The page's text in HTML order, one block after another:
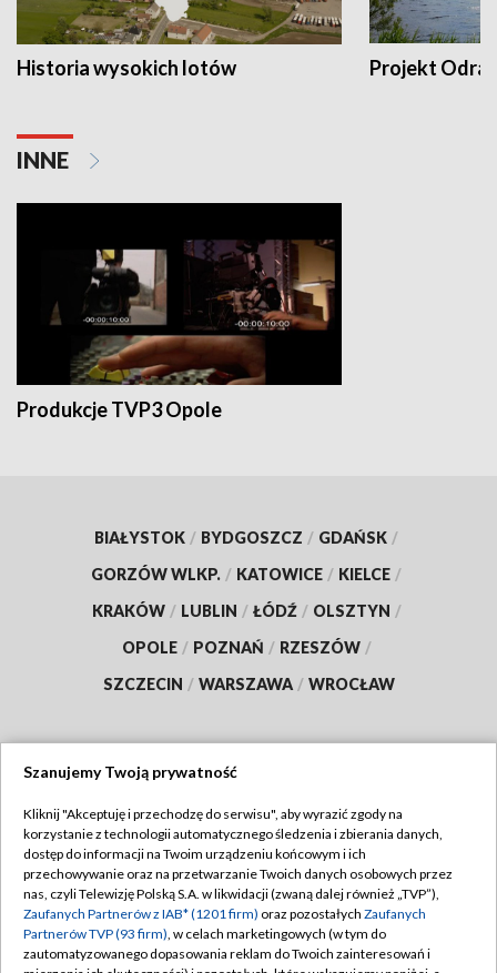
Historia wysokich lotów Projekt Odra
INNE
Produkcje TVP3 Opole
BIAŁYSTOK / BYDGOSZCZ / GDAŃSK /
GORZÓW WLKP. / KATOWICE / KIELCE /
KRAKÓW / LUBLIN / ŁÓDŹ / OLSZTYN /
OPOLE / POZNAŃ / RZESZÓW /
SZCZECIN / WARSZAWA / WROCŁAW
TVP
Abonament TVP
Emisja w TVP
Centrum informacji TVP
Regulamin TVP
Polityka prywatności
Moje zgody
Szanujemy Twoją prywatność
Kliknij "Akceptuję i przechodzę do serwisu", aby wyrazić zgody na
korzystanie z technologii automatycznego śledzenia i zbierania danych,
dostęp do informacji na Twoim urządzeniu końcowym i ich
przechowywanie oraz na przetwarzanie Twoich danych osobowych przez
nas, czyli Telewizję Polską S.A. w likwidacji (zwaną dalej również „TVP”),
Zaufanych Partnerów z IAB* (1201 firm) oraz pozostałych Zaufanych
Partnerów TVP (93 firm), w celach marketingowych (w tym do
zautomatyzowanego dopasowania reklam do Twoich zainteresowań i